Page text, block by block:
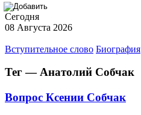
Сегодня
08 Августа 2026
Вступительное слово Биография
Тег — Анатолий Собчак
Вопрос Ксении Собчак